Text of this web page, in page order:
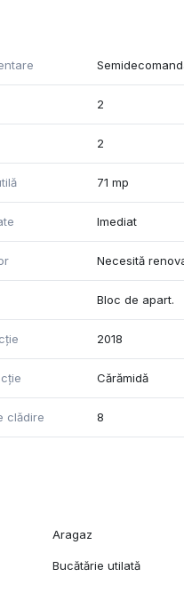
2
2
71 mp
Imediat
Necesită
Bloc de apart.
2018
Cărămidă
clădire 8
Aragaz
Bucătărie utilată